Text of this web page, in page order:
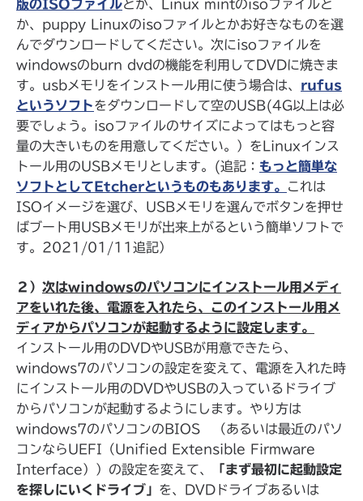
版のISOファイルとか、Linux mintのisoファイルと
か、puppy Linuxのisoファイルとかお好きなものを選
んでダウンロードしてください。次にisoファイルを
windowsのburn dvdの機能を利用してDVDに焼きま
す。usbメモリをインストール用に使う場合は、 rufus
というソフトをダウンロードして空のUSB(4G以上は必
要でしょう。isoファイルのサイズによってはもっと容
量の大きいものを用意してください。）をLinuxインス
トール用のUSBメモリとします。(追記： もっと簡単な
ソフトとしてEtcherというものもあります。
これは
ISOイメージを選び、USBメモリを選んでボタンを押せ
ばブート用USBメモリが出来上がるという簡単ソフトで
す。2021/01/11追記）
２） 次はwindowsのパソコンにインストール用メディ
アをいれた後、電源を入れたら、このインストール用メ
ディアからパソコンが起動するように設定します。
インストール用のDVDやUSBが用意できたら、
windows7のパソコンの設定を変えて、電源を入れた時
にインストール用のDVDやUSBの入っているドライブ
からパソコンが起動するようにします。やり方は
windows7のパソコンのBIOS （あるいは最近のパソ
コンならUEFI（Unified Extensible Firmware
Interface））の設定を変えて、
「まず最初に起動設定
を探しにいくドライブ」 を、DVDドライブあるいは